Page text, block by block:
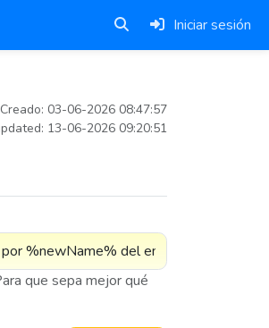
Iniciar sesión
Creado: 03-06-2026 08:47:57
13-06-2026 09:20:51
que sepa mejor qué